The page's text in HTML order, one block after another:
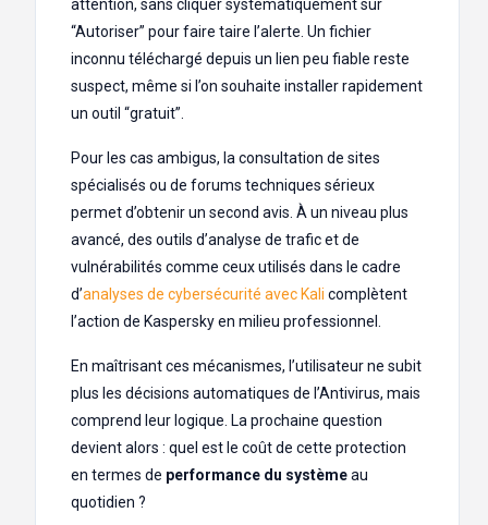
attention, sans cliquer systématiquement sur
“Autoriser” pour faire taire l’alerte. Un fichier
inconnu téléchargé depuis un lien peu fiable reste
suspect, même si l’on souhaite installer rapidement
un outil “gratuit”.
Pour les cas ambigus, la consultation de sites
spécialisés ou de forums techniques sérieux
permet d’obtenir un second avis. À un niveau plus
avancé, des outils d’analyse de trafic et de
vulnérabilités comme ceux utilisés dans le cadre
d’analyses de cybersécurité avec Kali complètent
l’action de Kaspersky en milieu professionnel.
En maîtrisant ces mécanismes, l’utilisateur ne subit
plus les décisions automatiques de l’Antivirus, mais
comprend leur logique. La prochaine question
devient alors : quel est le coût de cette protection
en termes de performance du systèmeau
quotidien ?